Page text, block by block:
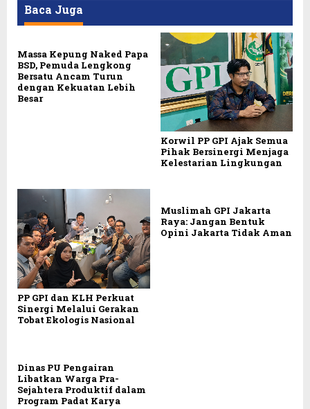
Baca Juga
Massa Kepung Naked Papa
BSD, Pemuda Lengkong
Bersatu Ancam Turun
dengan Kekuatan Lebih
Besar
Korwil PP GPI Ajak Semua
Pihak Bersinergi Menjaga
Kelestarian Lingkungan
PP GPI dan KLH Perkuat
Sinergi Melalui Gerakan
Tobat Ekologis Nasional
Muslimah GPI Jakarta
Raya: Jangan Bentuk
Opini Jakarta Tidak Aman
Dinas PU Pengairan
Libatkan Warga Pra-
Sejahtera Produktif dalam
Program Padat Karya